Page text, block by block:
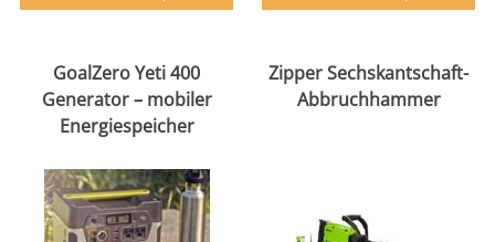
GoalZero Yeti 400
Generator – mobiler
Energiespeicher
Zipper Sechskantschaft-
Abbruchhammer